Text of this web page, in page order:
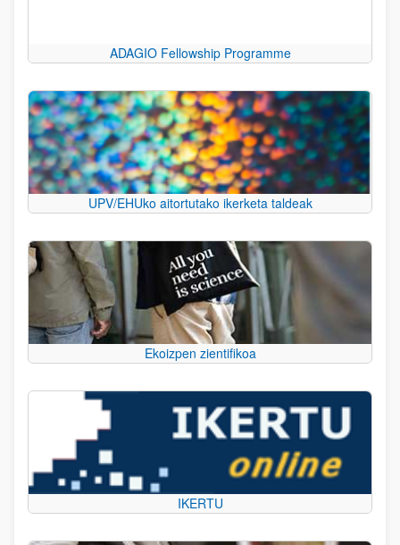
ADAGIO Fellowship Programme
UPV/EHUko aitortutako ikerketa taldeak
Ekoizpen zientifikoa
IKERTU